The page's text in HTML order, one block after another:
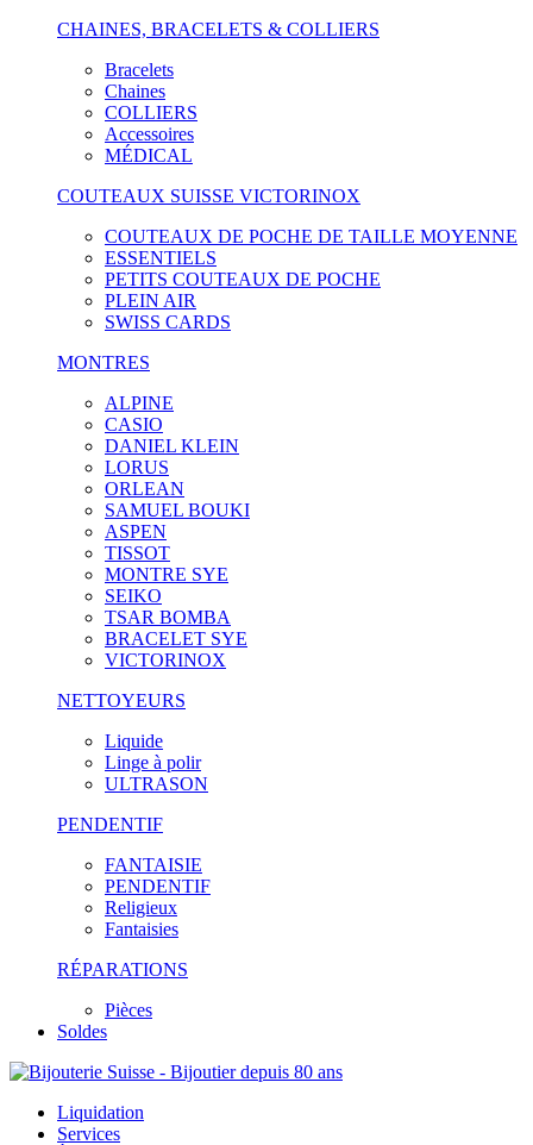
CHAINES, BRACELETS & COLLIERS
Bracelets
Chaines
COLLIERS
Accessoires
MÉDICAL
COUTEAUX SUISSE VICTORINOX
COUTEAUX DE POCHE DE TAILLE MOYENNE
ESSENTIELS
PETITS COUTEAUX DE POCHE
PLEIN AIR
SWISS CARDS
MONTRES
ALPINE
CASIO
DANIEL KLEIN
LORUS
ORLEAN
SAMUEL BOUKI
ASPEN
TISSOT
MONTRE SYE
SEIKO
TSAR BOMBA
BRACELET SYE
VICTORINOX
NETTOYEURS
Liquide
Linge à polir
ULTRASON
PENDENTIF
FANTAISIE
PENDENTIF
Religieux
Fantaisies
RÉPARATIONS
Pièces
Soldes
Liquidation
Services